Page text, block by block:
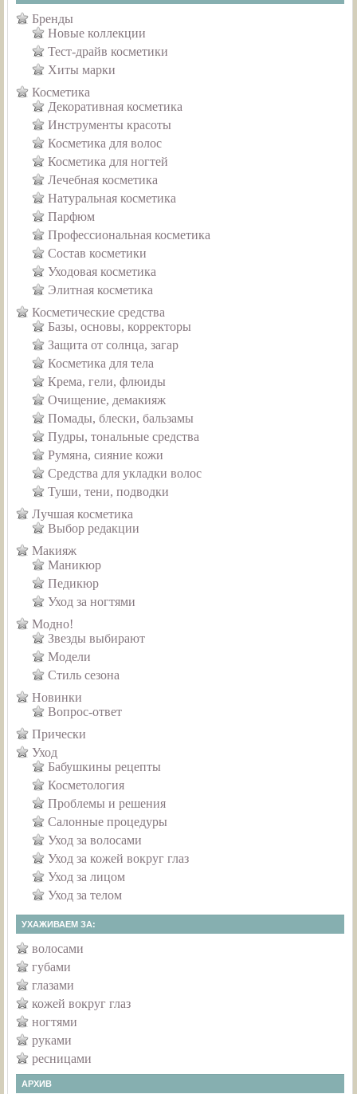
Бренды
Новые коллекции
Тест-драйв косметики
Хиты марки
Косметика
Декоративная косметика
Инструменты красоты
Косметика для волос
Косметика для ногтей
Лечебная косметика
Натуральная косметика
Парфюм
Профессиональная косметика
Состав косметики
Уходовая косметика
Элитная косметика
Косметические средства
Базы, основы, корректоры
Защита от солнца, загар
Косметика для тела
Крема, гели, флюиды
Очищение, демакияж
Помады, блески, бальзамы
Пудры, тональные средства
Румяна, сияние кожи
Средства для укладки волос
Туши, тени, подводки
Лучшая косметика
Выбор редакции
Макияж
Маникюр
Педикюр
Уход за ногтями
Модно!
Звезды выбирают
Модели
Стиль сезона
Новинки
Вопрос-ответ
Прически
Уход
Бабушкины рецепты
Косметология
Проблемы и решения
Салонные процедуры
Уход за волосами
Уход за кожей вокруг глаз
Уход за лицом
Уход за телом
УХАЖИВАЕМ ЗА:
волосами
губами
глазами
кожей вокруг глаз
ногтями
руками
ресницами
АРХИВ